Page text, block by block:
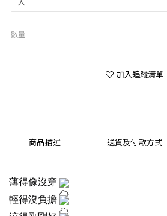
數量
加入追蹤清單
商品描述 送貨及付款方式
薄得像沒穿
輕得沒負擔